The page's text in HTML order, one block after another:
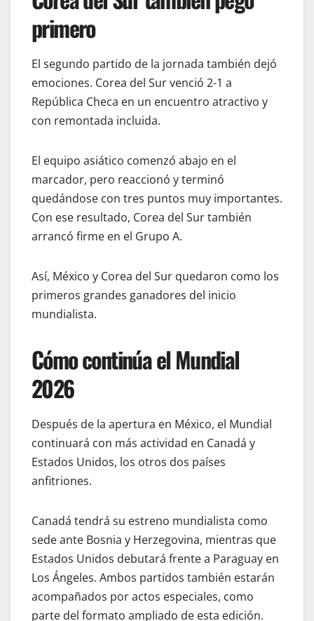
primero
El segundo partido de la jornada también dejó
emociones. Corea del Sur venció 2-1 a
República Checa en un encuentro atractivo y
con remontada incluida.
El equipo asiático comenzó abajo en el
marcador, pero reaccionó y terminó
quedándose con tres puntos muy importantes.
Con ese resultado, Corea del Sur también
arrancó firme en el Grupo A.
Así, México y Corea del Sur quedaron como los
primeros grandes ganadores del inicio
mundialista.
Cómo continúa el Mundial
2026
Después de la apertura en México, el Mundial
continuará con más actividad en Canadá y
Estados Unidos, los otros dos países
anfitriones.
Canadá tendrá su estreno mundialista como
sede ante Bosnia y Herzegovina, mientras que
Estados Unidos debutará frente a Paraguay en
Los Ángeles. Ambos partidos también estarán
acompañados por actos especiales, como
parte del formato ampliado de esta edición.